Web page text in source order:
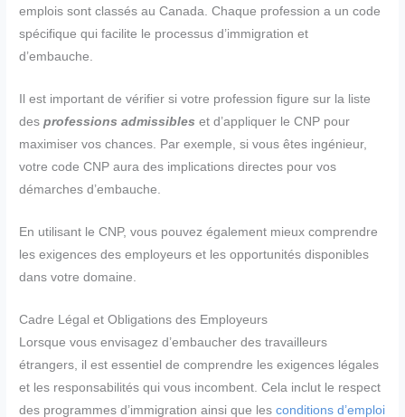
emplois sont classés au Canada. Chaque profession a un code
spécifique qui facilite le processus d’immigration et
d’embauche.
Il est important de vérifier si votre profession figure sur la liste
desprofessions admissibles et d’appliquer le CNP pour
maximiser vos chances. Par exemple, si vous êtes ingénieur,
votre code CNP aura des implications directes pour vos
démarches d’embauche.
En utilisant le CNP, vous pouvez également mieux comprendre
les exigences des employeurs et les opportunités disponibles
dans votre domaine.
Cadre Légal et Obligations des Employeurs
Lorsque vous envisagez d’embaucher des travailleurs
étrangers, il est essentiel de comprendre les exigences légales
et les responsabilités qui vous incombent. Cela inclut le respect
des programmes d’immigration ainsi que lesconditions d’emploi